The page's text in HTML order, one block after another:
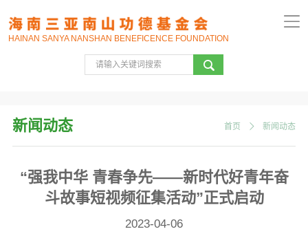
HAINAN SANYA NANSHAN BENEFICENCE FOUNDATION
新闻动态 首页 新闻动态
“强我中华 青春争先——新时代好青年奋
斗故事短视频征集活动”正式启动
2023-04-06